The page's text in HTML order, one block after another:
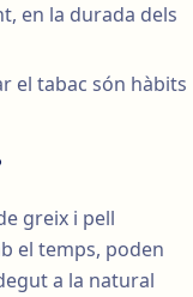
en la durada dels
el tabac són hàbits
greix i pell
el temps, poden
a la natural